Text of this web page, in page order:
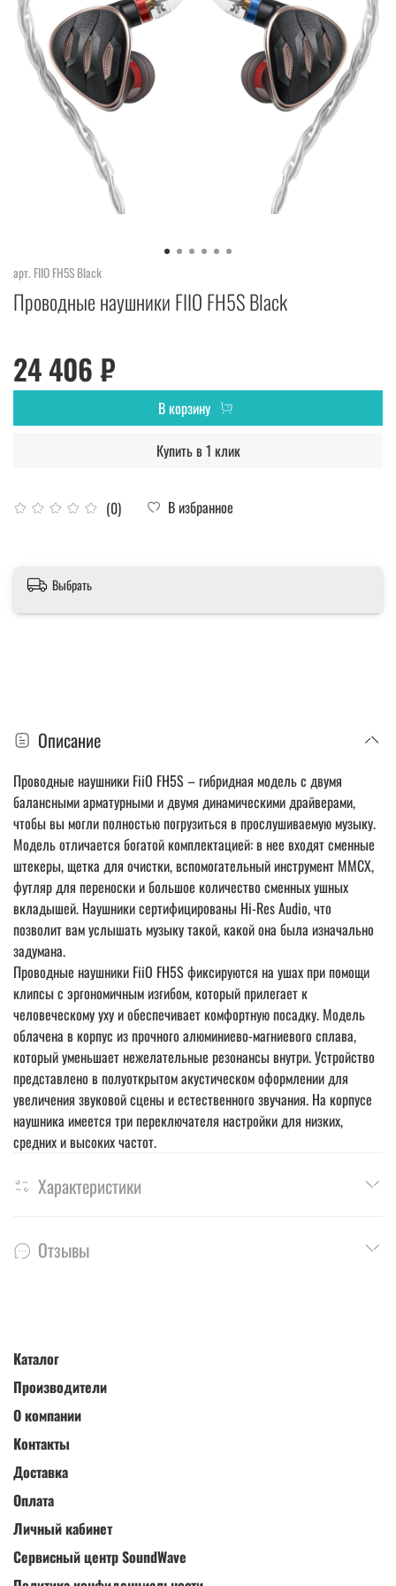
арт. FIIO FH5S Black
Проводные наушники FIIO FH5S Black
(0) В избранное
24 406 ₽
В корзину
Купить в 1 клик
Выбрать
Описание
Проводные наушники FiiO FH5S – гибридная модель с двумя
балансными арматурными и двумя динамическими драйверами,
чтобы вы могли полностью погрузиться в прослушиваемую музыку.
Модель отличается богатой комплектацией: в нее входят сменные
штекеры, щетка для очистки, вспомогательный инструмент MMCX,
футляр для переноски и большое количество сменных ушных
вкладышей. Наушники сертифицированы Hi-Res Audio, что
позволит вам услышать музыку такой, какой она была изначально
задумана.
Проводные наушники FiiO FH5S фиксируются на ушах при помощи
клипсы с эргономичным изгибом, который прилегает к
человеческому уху и обеспечивает комфортную посадку. Модель
облачена в корпус из прочного алюминиево-магниевого сплава,
который уменьшает нежелательные резонансы внутри. Устройство
представлено в полуоткрытом акустическом оформлении для
увеличения звуковой сцены и естественного звучания. На корпусе
наушника имеется три переключателя настройки для низких,
средних и высоких частот.
Характеристики
Отзывы
Каталог
Производители
О компании
Контакты
Доставка
Оплата
Личный кабинет
Сервисный центр SoundWave